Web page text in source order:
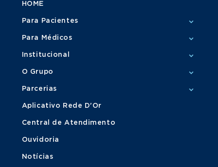
HOME
Para Pacientes
Para Médicos
Institucional
O Grupo
Parcerias
Aplicativo Rede D'Or
Central de Atendimento
Ouvidoria
Notícias